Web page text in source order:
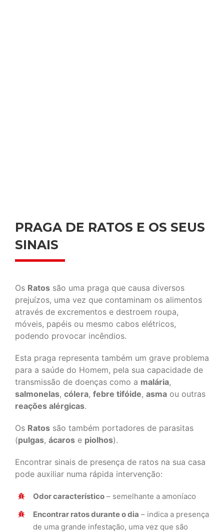
PRAGA DE RATOS E OS SEUS
SINAIS
Os Ratos são uma praga que causa diversos
prejuízos, uma vez que contaminam os alimentos
através de excrementos e destroem roupa,
móveis, papéis ou mesmo cabos elétricos,
podendo provocar incêndios.
Esta praga representa também um grave problema
para a saúde do Homem, pela sua capacidade de
transmissão de doenças como a malária,
salmonelas, cólera, febre tifóide, asma ou outras
reações alérgicas.
Os Ratos são também portadores de parasitas
(pulgas, ácaros e piolhos).
Encontrar sinais de presença de ratos na sua casa
pode auxiliar numa rápida intervenção:
Odor característico – semelhante a amoníaco
Encontrar ratos durante o dia – indica a presença
de uma grande infestação, uma vez que são